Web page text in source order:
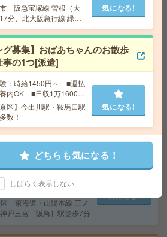
働3h＊伝票のチェックなど[派遣]
【月収例】84,000円～ ■
いサービスあり
京阪本線 藤森駅徒歩10
》文章のコピーや校正・資料チェ
月収例】277,500円～ ■
サービスあり
東海道・山陽本線 三ノ
戸三宮［阪急］駅徒歩7分
気になる!
阪急宝塚線 曽根（大
分、北大阪急行線 緑地
分
気になる!
グ募集】おばあちゃんのお散歩
の1つ[派遣]
：時給1450円～ ■週払
内OK ■日収1万1600円
区】今出川駅・鞍馬口駅
数！
気になる!
どちらも気になる！
しばらく表示しない